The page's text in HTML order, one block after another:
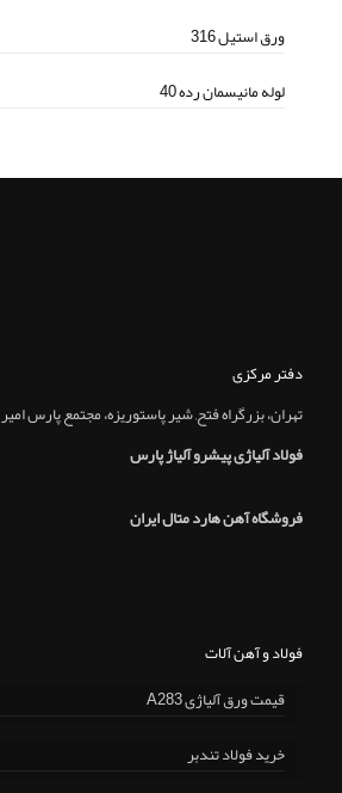
ورق استیل 316
لوله مانیسمان رده 40
دفتر مرکزی
تهران، بزرگراه فتح, شير پاستوريزه، مجتمع پارس امير
فولاد آلیاژی پیشرو آلیاژ پارس
فروشگاه آهن هارد متال ایران
فولاد و آهن آلات
قیمت ورق آلیاژی A283
خرید فولاد تندبر